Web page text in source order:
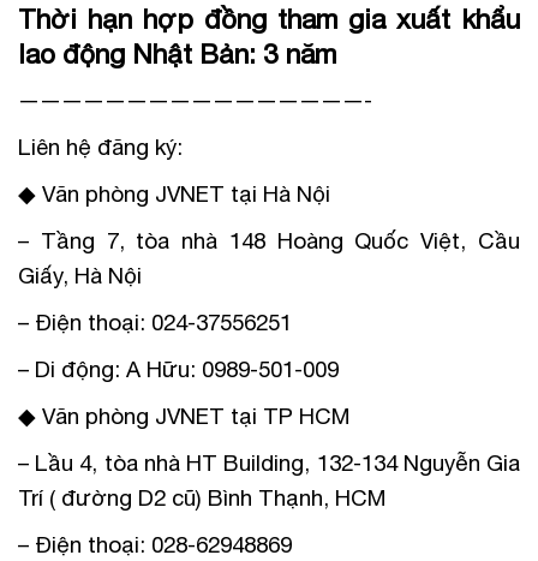
Thời hạn hợp đồng tham gia xuất khẩu
lao động Nhật Bản: 3 năm
————————————————-
Liên hệ đăng ký:
◆ Văn phòng JVNET tại Hà Nội
– Tầng 7, tòa nhà 148 Hoàng Quốc Việt, Cầu
Giấy, Hà Nội
– Điện thoại: 024-37556251
– Di động: A Hữu: 0989-501-009
◆ Văn phòng JVNET tại TP HCM
– Lầu 4, tòa nhà HT Building, 132-134 Nguyễn Gia
Trí ( đường D2 cũ) Bình Thạnh, HCM
– Điện thoại: 028-62948869